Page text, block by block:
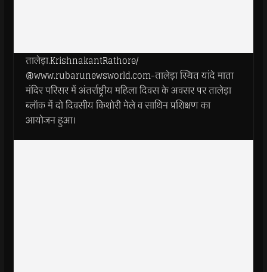
तालेड़ा.KrishnakantRathore/
@www.rubarunewsworld.com-तालेड़ा स्थित यांदे माता
मंदिर परिसर में अंतर्राष्ट्रीय महिला दिवस के अवसर पर तालेड़ा
ब्लॉक में दो दिवसीय किशोरी मेले व साथिन प्रशिक्षण का
आयोजन हुआ।